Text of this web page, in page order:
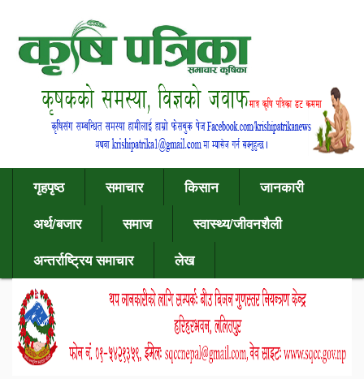
गृहपृष्ठ समाचार किसान
जानकारी
अर्थ/बजार
समाज
स्वास्थ्य/जीवनशैली
अन्तर्राष्ट्रिय समाचार
लेख